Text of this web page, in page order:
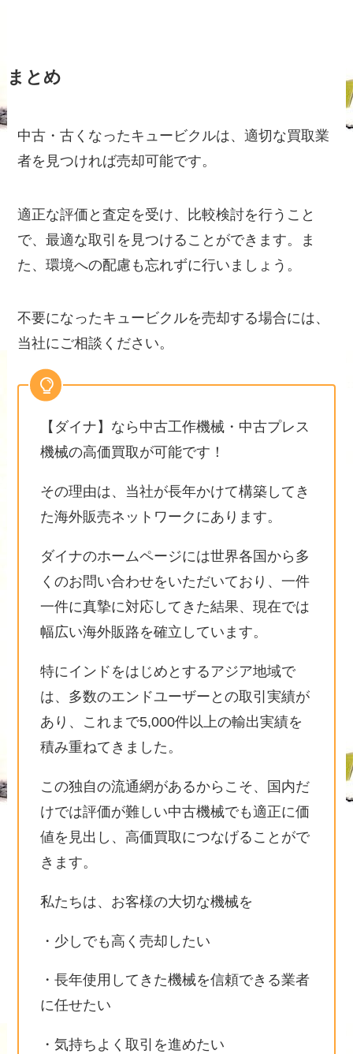
まとめ
中古・古くなったキュービクルは、適切な買取業
者を見つければ売却可能です。
適正な評価と査定を受け、比較検討を行うこと
で、最適な取引を見つけることができます。ま
た、環境への配慮も忘れずに行いましょう。
不要になったキュービクルを売却する場合には、
当社にご相談ください。
【ダイナ】なら中古工作機械・中古プレス
機械の高価買取が可能です！
その理由は、当社が長年かけて構築してき
た海外販売ネットワークにあります。
ダイナのホームページには世界各国から多
くのお問い合わせをいただいており、一件
一件に真摯に対応してきた結果、現在では
幅広い海外販路を確立しています。
特にインドをはじめとするアジア地域で
は、多数のエンドユーザーとの取引実績が
あり、これまで5,000件以上の輸出実績を
積み重ねてきました。
この独自の流通網があるからこそ、国内だ
けでは評価が難しい中古機械でも適正に価
値を見出し、高価買取につなげることがで
きます。
私たちは、お客様の大切な機械を
・少しでも高く売却したい
・長年使用してきた機械を信頼できる業者
に任せたい
・気持ちよく取引を進めたい